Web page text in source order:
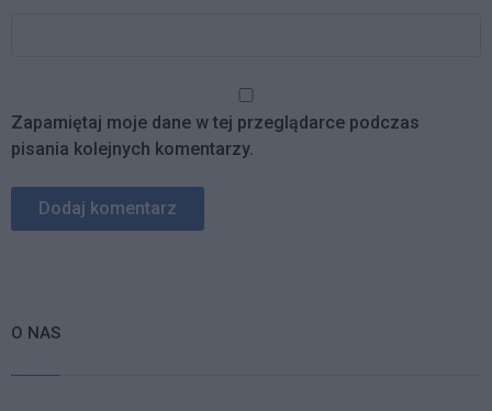
Zapamiętaj moje dane w tej przeglądarce podczas
pisania kolejnych komentarzy.
O NAS